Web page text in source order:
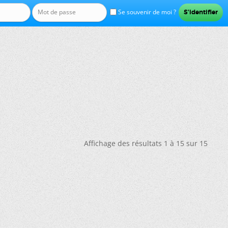
Se souvenir de moi ?
Affichage des résultats 1 à 15 sur 15